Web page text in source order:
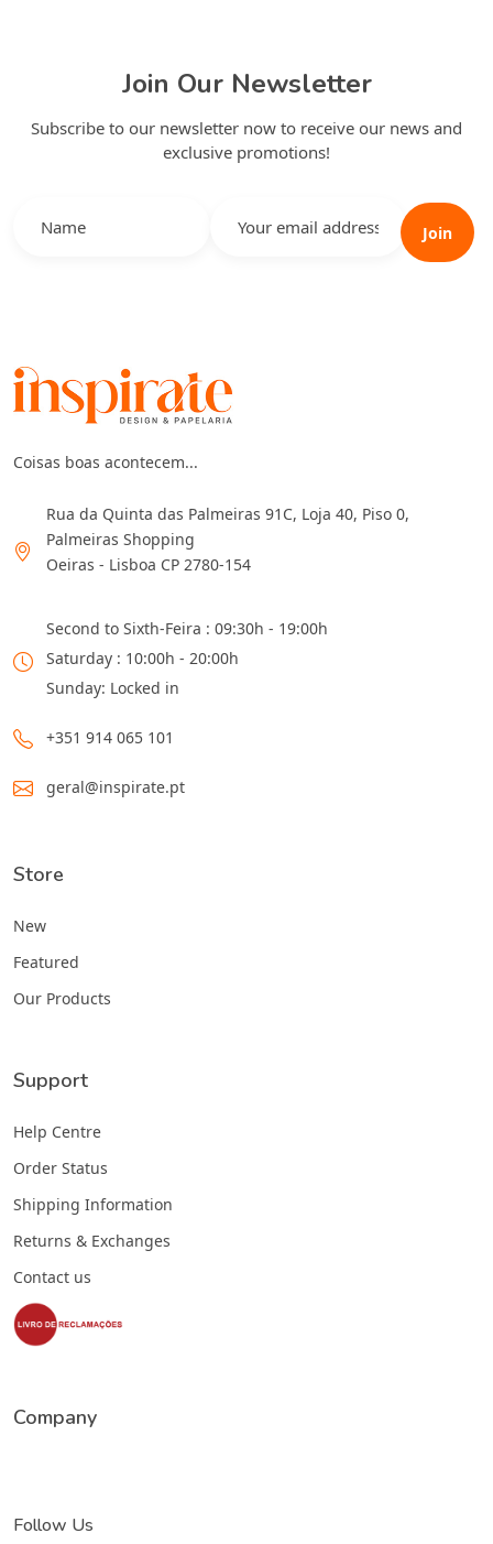
Join Our Newsletter
Subscribe to our newsletter now to receive our news and
exclusive promotions!
Join
Coisas boas acontecem...
Rua da Quinta das Palmeiras 91C, Loja 40, Piso 0,
Palmeiras Shopping
Oeiras - Lisboa CP 2780-154
Second to Sixth-Feira : 09:30h - 19:00h
Saturday : 10:00h - 20:00h
Sunday: Locked in
+351 914 065 101
geral@inspirate.pt
Store
New
Featured
Our Products
Support
Help Centre
Order Status
Shipping Information
Returns & Exchanges
Contact us
Company
Follow Us